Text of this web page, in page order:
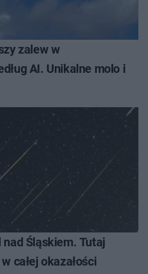
zalew w
AI. Unikalne molo i
Śląskiem. Tutaj
całej okazałości